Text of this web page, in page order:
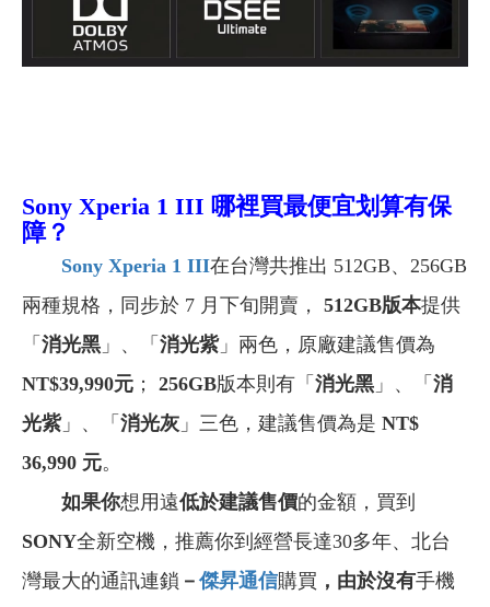
Sony Xperia 1 III 哪裡買最便宜划算有保
障？
Sony Xperia 1 III在台灣共推出 512GB、256GB
兩種規格，同步於 7 月下旬開賣， 512GB版本提供
「 消光黑 」、「 消光紫」兩色，原廠建議售價為
NT$39,990元 ； 256GB版本則有「 消光黑 」、「 消
光紫」、「 消光灰 」三色，建議售價為是 NT$
36,990 元。
如果你想用遠低於建議售價的金額，買到
SONY全新空機，推薦你到經營長達30多年、北台
灣最大的通訊連鎖 － 傑昇通信購買 ，由於沒有手機